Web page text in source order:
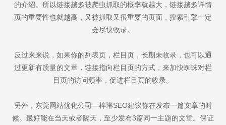
的介绍。所以链接越多被爬虫抓取的概率就越大，链接越多详情
页的重要性也就越高，又被抓取又很重要的页面，搜索引擎一定
会尽快收录。
反过来来说，如果你的列表页，栏目页，长期未收录，也可以通
过更新有质量的文章，链接指向栏目页的方式，来加快蜘蛛对栏
目页的访问频率，促进栏目页的收录。
另外，东莞网站优化公司—梓琳SEO建议你在发布一篇文章的时
候。最好能在当天或者隔天，至少发布3篇同一主题的文章。保证